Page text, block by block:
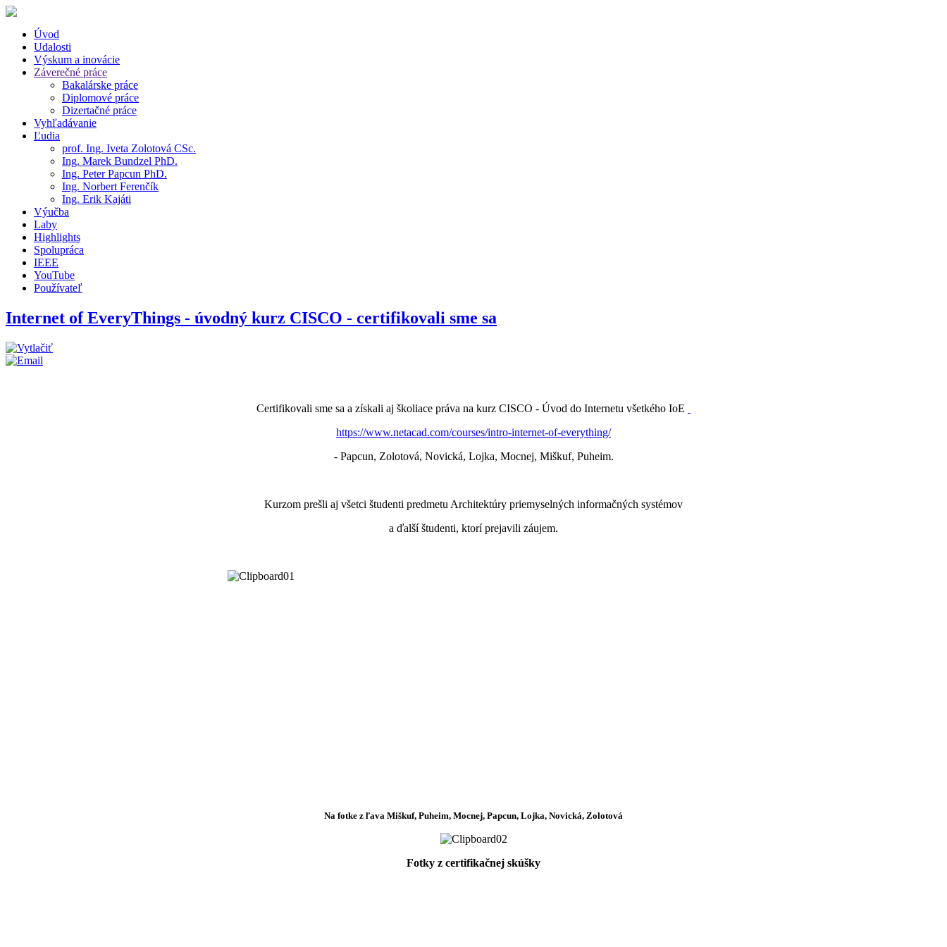
Úvod
Udalosti
Výskum a inovácie
Záverečné práce
Bakalárske práce
Diplomové práce
Dizertačné práce
Vyhľadávanie
Ľudia
prof. Ing. Iveta Zolotová CSc.
Ing. Marek Bundzel PhD.
Ing. Peter Papcun PhD.
Ing. Norbert Ferenčík
Ing. Erik Kajáti
Výučba
Laby
Highlights
Spolupráca
IEEE
YouTube
Používateľ
Internet of EveryThings - úvodný kurz CISCO - certifikovali sme sa
Certifikovali sme sa a získali aj školiace práva na kurz CISCO - Úvod do Internetu všetkého IoE
https://www.netacad.com/courses/intro-internet-of-everything/
- Papcun, Zolotová, Novická, Lojka, Mocnej, Miškuf, Puheim.
Kurzom prešli aj všetci študenti predmetu Architektúry priemyselných informačných systémov
a ďalší študenti, ktorí prejavili záujem.
Na fotke z ľava Miškuf, Puheim, Mocnej, Papcun, Lojka, Novická, Zolotová
Fotky z certifikačnej skúšky